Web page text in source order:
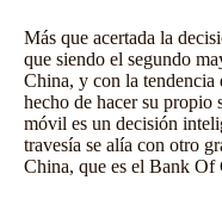
Más que acertada la
que siendo el segundo
China, y con la tendencia
hecho de hacer su propio
móvil es un decisión
travesía se alía con otro
China, que es el Bank Of